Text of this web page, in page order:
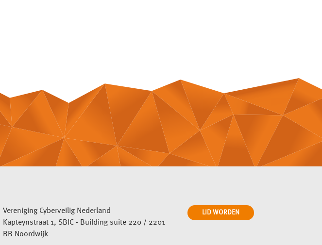
Vereniging Cyberveilig Nederland
Kapteynstraat 1, SBIC - Building suite 220 / 2201
BB Noordwijk
LID WORDEN